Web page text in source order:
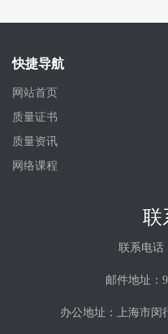
快捷导航
网站首页
质量证书
质量资讯
网络课程
联
联系电话
邮件地址：
办公地址：上海市闵